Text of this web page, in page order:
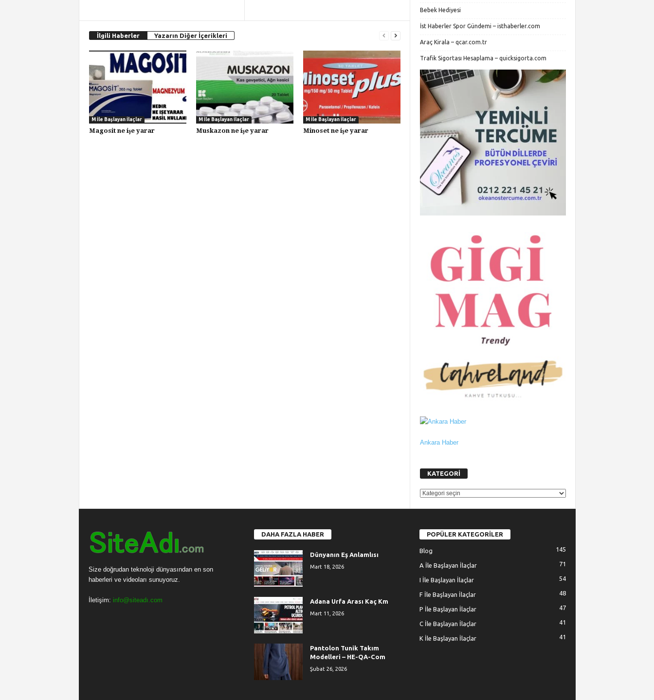
İlgili Haberler Yazarın Diğer İçerikleri
M İle Başlayan İlaçlar
Magosit ne işe yarar
M İle Başlayan İlaçlar
Muskazon ne işe yarar
M İle Başlayan İlaçlar
Minoset ne işe yarar
Bebek Hediyesi
İst Haberler Spor Gündemi – isthaberler.com
Araç Kirala – qcar.com.tr
Trafik Sigortası Hesaplama – quicksigorta.com
Ankara Haber
KATEGORİ
KATEGORİ
Size doğrudan teknoloji dünyasından en son
haberleri ve videoları sunuyoruz.
İletişim: info@siteadı.com
DAHA FAZLA HABER
Dünyanın Eş Anlamlısı
Mart 18, 2026
Adana Urfa Arası Kaç Km
Mart 11, 2026
Pantolon Tunik Takım
Modelleri – HE-QA-Com
Şubat 26, 2026
POPÜLER KATEGORİLER
Blog 145
A İle Başlayan İlaçlar 71
I İle Başlayan İlaçlar 54
F İle Başlayan İlaçlar 48
P İle Başlayan İlaçlar 47
C İle Başlayan İlaçlar 41
K İle Başlayan İlaçlar 41